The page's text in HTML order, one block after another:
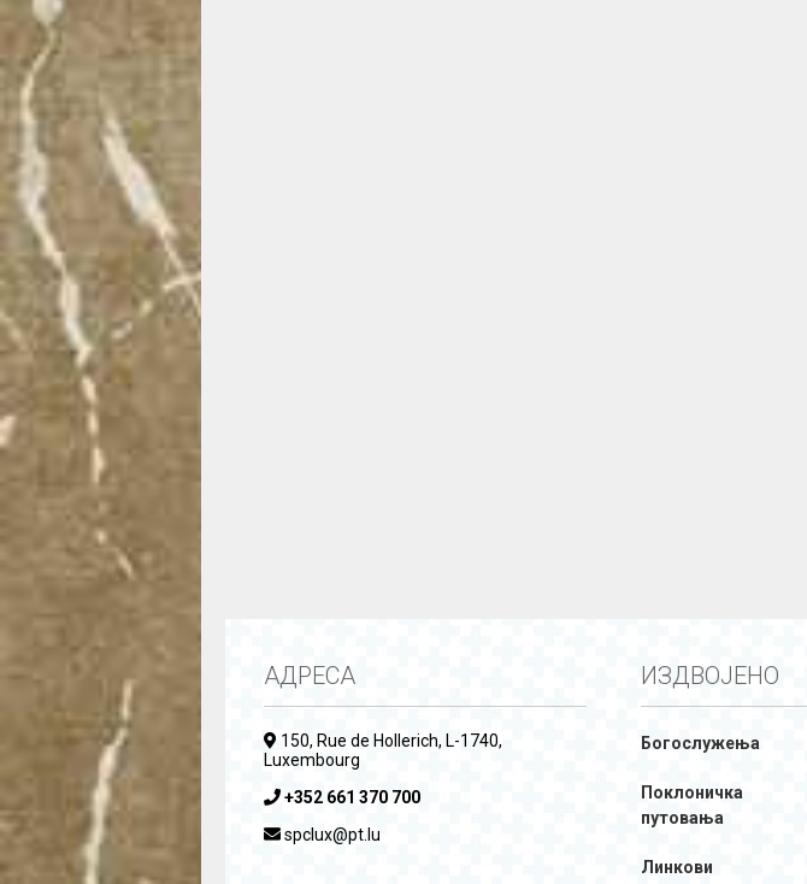
АДРЕСА
150, Rue de Hollerich, L-1740,
Luxembourg
+352 661 370 700
spclux@pt.lu
ИЗДВОЈЕНО
Богослужења
Поклоничка
путовања
Линкови